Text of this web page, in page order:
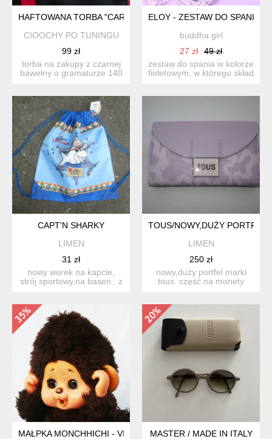
HAFTOWANA TORBA "CARPE DIEM"
CIOOCHY PO TUNINGU
99 zł
torba na zakupy z czarnej
bawełny o gramaturze 140
ELOY - ZESTAW DO SPANIA -
buddha girl
27 zł
49 zł
zestaw do spania w kolorze
fioletowym, w którego skład
CAPT'N SHARKY
LIMEN
31 zł
nowy worek na kapcie,
strój sportowy,na basen . z
TOUS/NOWY,DUŻY PORTFEL
LIMEN
250 zł
nowy,duży portfel marki
tous. część na monety
MAŁPKA MONCHHICHI - VINTAGE UNIKAT!MASTER / MADE IN ITALY